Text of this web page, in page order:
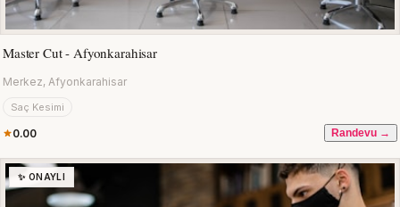
Master Cut - Afyonkarahisar
Merkez, Afyonkarahisar
Saç Kesimi
0.00 Randevu →
✨ ONAYLI